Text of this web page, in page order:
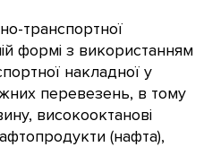
транспортної
формі з використанням
накладної у
перевезень, в тому
високооктанові
(нафта),